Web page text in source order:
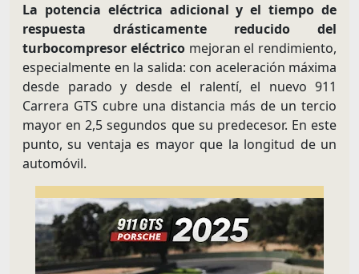
La potencia eléctrica adicional y el tiempo de
respuesta drásticamente reducido del
turbocompresor eléctricomejoran el rendimiento,
especialmente en la salida: con aceleración máxima
desde parado y desde el ralentí, el nuevo 911
Carrera GTS cubre una distancia más de un tercio
mayor en 2,5 segundos que su predecesor. En este
punto, su ventaja es mayor que la longitud de un
automóvil.